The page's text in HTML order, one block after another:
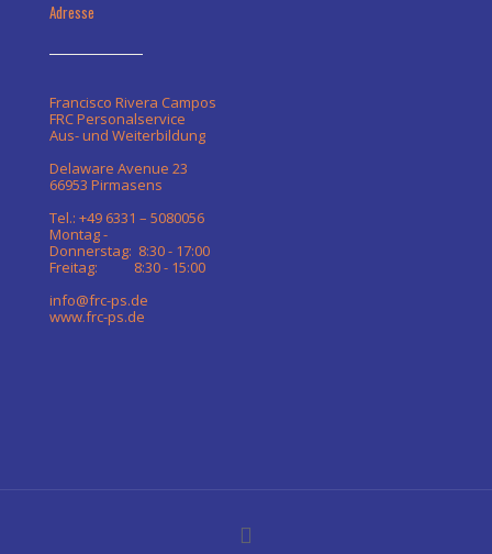
Adresse
Francisco Rivera Campos
FRC Personalservice
Aus- und Weiterbildung
Delaware Avenue 23
66953 Pirmasens
Tel.: +49 6331 – 5080056
Montag -
Donnerstag: 8:30 - 17:00
Freitag: 8:30 - 15:00
info@frc-ps.de
www.frc-ps.de